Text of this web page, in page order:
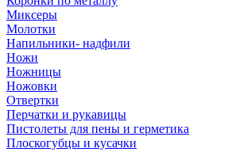
Миксеры
Молотки
Напильники- надфили
Ножи
Ножницы
Ножовки
Отвертки
Перчатки и рукавицы
Пистолеты для пены и герметика
Плоскогубцы и кусачки